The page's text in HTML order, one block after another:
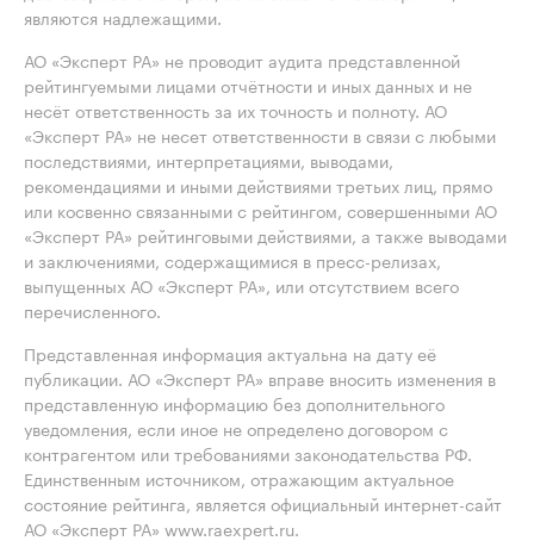
являются надлежащими.
АО «Эксперт РА» не проводит аудита представленной
рейтингуемыми лицами отчётности и иных данных и не
несёт ответственность за их точность и полноту. АО
«Эксперт РА» не несет ответственности в связи с любыми
последствиями, интерпретациями, выводами,
рекомендациями и иными действиями третьих лиц, прямо
или косвенно связанными с рейтингом, совершенными АО
«Эксперт РА» рейтинговыми действиями, а также выводами
и заключениями, содержащимися в пресс-релизах,
выпущенных АО «Эксперт РА», или отсутствием всего
перечисленного.
Представленная информация актуальна на дату её
публикации. АО «Эксперт РА» вправе вносить изменения в
представленную информацию без дополнительного
уведомления, если иное не определено договором с
контрагентом или требованиями законодательства РФ.
Единственным источником, отражающим актуальное
состояние рейтинга, является официальный интернет-сайт
АО «Эксперт РА» www.raexpert.ru.